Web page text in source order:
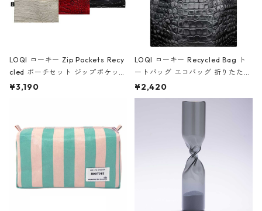
LOQI ローキー Zip Pockets Recy
cled ポーチセット ジップポケット
ファスナーポーチ 撥水加工 トラベ
ーガンディー、オフホワイト
¥3,190
LOQI ローキー Recycled Bag ト
ートバッグ エコバッグ 折りたたみ
大きめ 撥水加工 収納ポーチ CRO
CODILE/Black クロコダイル/ブラ
¥2,420